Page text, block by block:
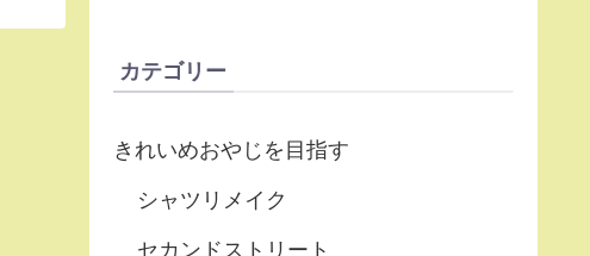
カテゴリー
きれいめおやじを目指す
シャツリメイク
セカンドストリート